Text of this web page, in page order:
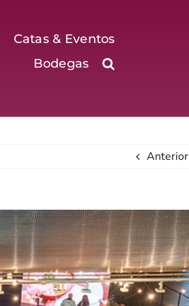
Catas & Eventos
Bodegas
Anterior